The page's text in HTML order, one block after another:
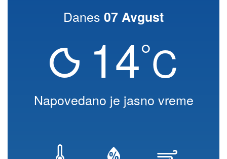
Danes 07 Avgust
14°C
Napovedano je jasno vreme